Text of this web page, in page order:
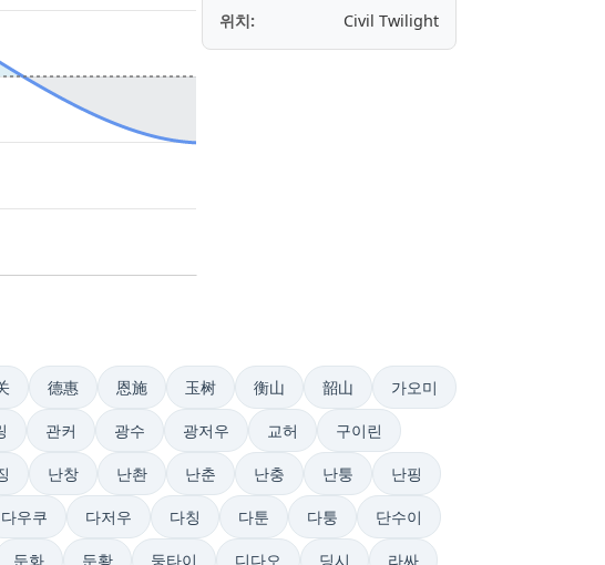
위치:
Civil Twilight
德惠 恩施 玉树 衡山 韶山 가오미
관커 광수 광저우 교허 구이린
난창 난촨 난춘 난충 난퉁 난핑
다우쿠 다저우 다칭 다툰 다퉁 단수이
둔화 둔황 둥타이 디다오 딩시 라싸